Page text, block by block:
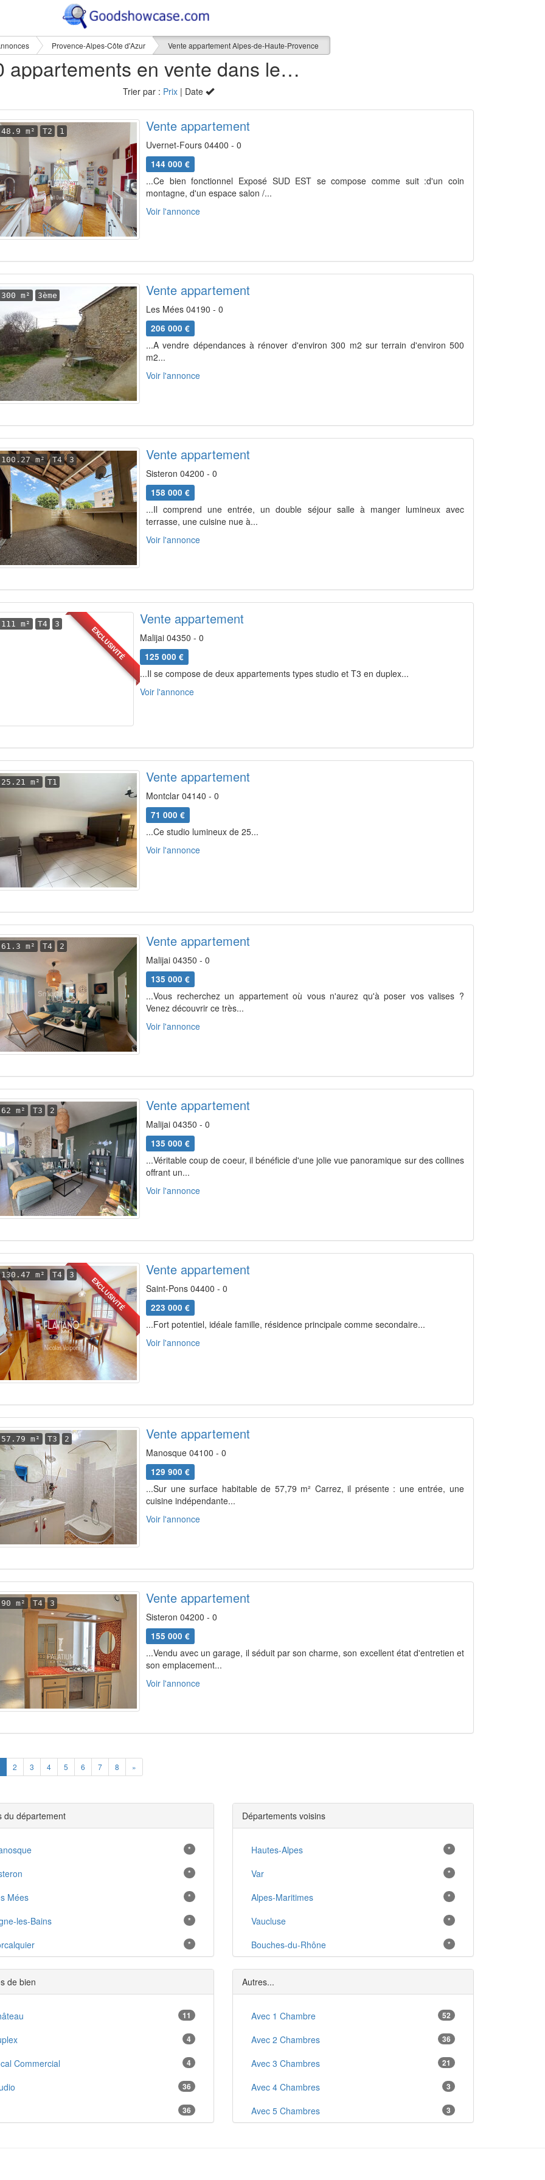
Provence-Alpes-Côte d'Azur Vente appartement Alpes-de-Haute-Provence
160 appartements en vente dans les Alpes-de-Haute-Provence (04)
Trier par : Prix| Date
48.9 m² T2 1 Vente appartement
Uvernet-Fours 04400 - 0
144 000 €
...Ce bien fonctionnel Exposé SUD EST se compose comme suit :d'un coin
montagne, d'un espace salon /...
Voir l'annonce
300 m² 3ème Vente appartement
Les Mées 04190 - 0
206 000 €
...A vendre dépendances à rénover d'environ 300 m2 sur terrain d'environ 500
m2...
Voir l'annonce
100.27 m² T4 3 Vente appartement
Sisteron 04200 - 0
158 000 €
...Il comprend une entrée, un double séjour salle à manger lumineux avec
terrasse, une cuisine nue à...
Voir l'annonce
EXCLUSIVITÉ
111 m² T4 3 Vente appartement
Malijai 04350 - 0
125 000 €
...Il se compose de deux appartements types studio et T3 en duplex...
Voir l'annonce
25.21 m² T1 Vente appartement
Montclar 04140 - 0
71 000 €
...Ce studio lumineux de 25...
Voir l'annonce
61.3 m² T4 2 Vente appartement
Malijai 04350 - 0
135 000 €
...Vous recherchez un appartement où vous n'aurez qu'à poser vos valises ?
Venez découvrir ce très...
Voir l'annonce
62 m² T3 2 Vente appartement
Malijai 04350 - 0
135 000 €
...Véritable coup de coeur, il bénéficie d'une jolie vue panoramique sur des collines
offrant un...
Voir l'annonce
EXCLUSIVITÉ
130.47 m² T4 3 Vente appartement
Saint-Pons 04400 - 0
223 000 €
...Fort potentiel, idéale famille, résidence principale comme secondaire...
Voir l'annonce
57.79 m² T3 2 Vente appartement
Manosque 04100 - 0
129 900 €
...Sur une surface habitable de 57,79 m² Carrez, il présente : une entrée, une
cuisine indépendante...
Voir l'annonce
90 m² T4 3 Vente appartement
Sisteron 04200 - 0
155 000 €
...Vendu avec un garage, il séduit par son charme, son excellent état d'entretien et
son emplacement...
Voir l'annonce
2 3 4 5 6 7 8 »
du département
*
*
Mées *
les-Bains *
*
Tulle *
les-Bains *
*
*
*
Arnoux-Saint-Auban *
*
Départements voisins
Hautes-Alpes *
Var *
Alpes-Maritimes *
Vaucluse *
Bouches-du-Rhône *
de bien
11
4
Commercial 4
36
36
Autres...
Avec 1 Chambre 52
Avec 2 Chambres 36
Avec 3 Chambres 21
Avec 4 Chambres 3
Avec 5 Chambres 3